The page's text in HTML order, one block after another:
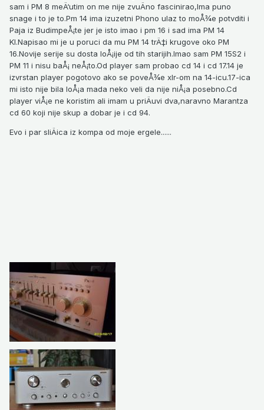
sam i PM 8 meÄ‘utim on me nije zvuÄno fascinirao,Ima puno
snage i to je to.Pm 14 ima izuzetni Phono ulaz to moÅ¾e potvditi i
Paja iz BudimpeÅ¡te jer je isto imao i pm 16 i sad ima PM 14
KI.Napisao mi je u poruci da mu PM 14 trÄ‡i krugove oko PM
16.Novije serije su dosta loÅ¡ije od tih starijih.Imao sam PM 15S2 i
PM 11 i nisu baÅ¡ neÅ¡to.Od player sam probao cd 14 i cd 17.14 je
izvrstan player pogotovo ako se poveÅ¾e xlr-om na 14-icu.17-ica
mi isto nije bila loÅ¡a mada neko veli da nije niÅ¡a posebno.Cd
player viÅ¡e ne koristim ali imam u priÄuvi dva,naravno Marantza
cd 60 koji nije skup a dobar je i cd 94.
Evo i par sliÄica iz kompa od moje ergele......